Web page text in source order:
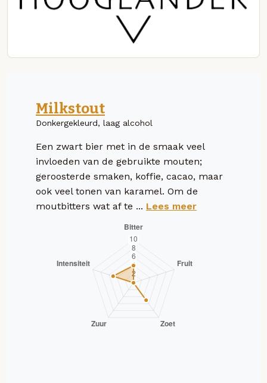
Milkstout
Donkergekleurd, laag alcohol
Een zwart bier met in de smaak veel
invloeden van de gebruikte mouten;
geroosterde smaken, koffie, cacao, maar
ook veel tonen van karamel. Om de
moutbitters wat af te ... Lees meer